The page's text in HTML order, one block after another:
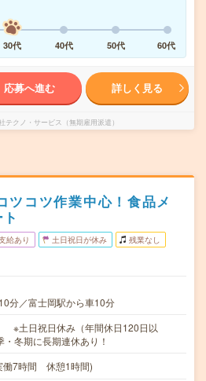
30代 40代 50代 60代
応募へ進む 詳しく見る
テクノ・サービス（無期雇用派遣）
ツコツ作業中心！食品メ
給あり 土日祝日が休み 残業なし
分／富士岡駅から車10分
※土日祝日休み（年間休日120日以
・冬期に長期連休あり！
働7時間 休憩1時間)